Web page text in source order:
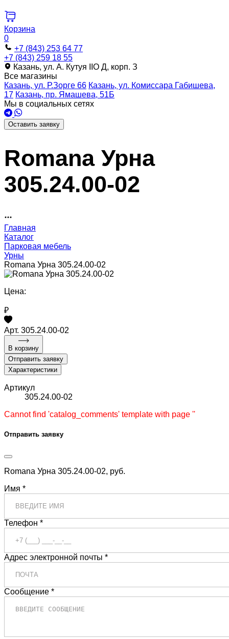
Корзина
0
+7 (843) 253 64 77
+7 (843) 259 18 55
Казань, ул. А. Кутуя IIO Д, корп. З
Все магазины
Казань, ул. Р.Зорге 66 Казань, ул. Комиссара Габишева,
17 Казань, пр. Ямашева, 51Б
Мы в социальных сетях
Оставить заявку
Romana Урна
305.24.00-02
Главная
Каталог
Парковая мебель
Урны
Romana Урна 305.24.00-02
Цена:
₽
Арт. 305.24.00-02
В корзину
Отправить заявку
Характеристики
Артикул
305.24.00-02
Cannot find 'catalog_comments' template with page ''
Отправить заявку
Romana Урна 305.24.00-02, руб.
Имя *
Телефон *
Адрес электронной почты *
Сообщение *